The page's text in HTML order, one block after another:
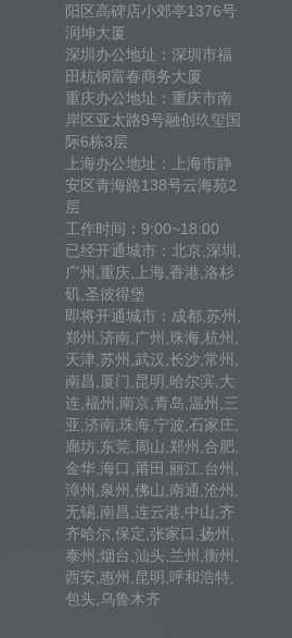
阳区高碑店小郊亭1376号
润坤大厦
深圳办公地址：深圳市福
田杭钢富春商务大厦
重庆办公地址：重庆市南
岸区亚太路9号融创玖玺国
际6栋3层
上海办公地址：上海市静
安区青海路138号云海苑2
层
工作时间：9:00~18:00
已经开通城市：北京,深圳,
广州,重庆,上海,香港,洛杉
矶,圣彼得堡
即将开通城市：成都,苏州,
郑州,济南,广州,珠海,杭州,
天津,苏州,武汉,长沙,常州,
南昌,厦门,昆明,哈尔滨,大
连,福州,南京,青岛,温州,三
亚,济南,珠海,宁波,石家庄,
廊坊,东莞,周山,郑州,合肥,
金华,海口,莆田,丽江,台州,
漳州,泉州,佛山,南通,沧州,
无锡,南昌,连云港,中山,齐
齐哈尔,保定,张家口,扬州,
泰州,烟台,汕头,兰州,衡州,
西安,惠州,昆明,呼和浩特,
包头,乌鲁木齐